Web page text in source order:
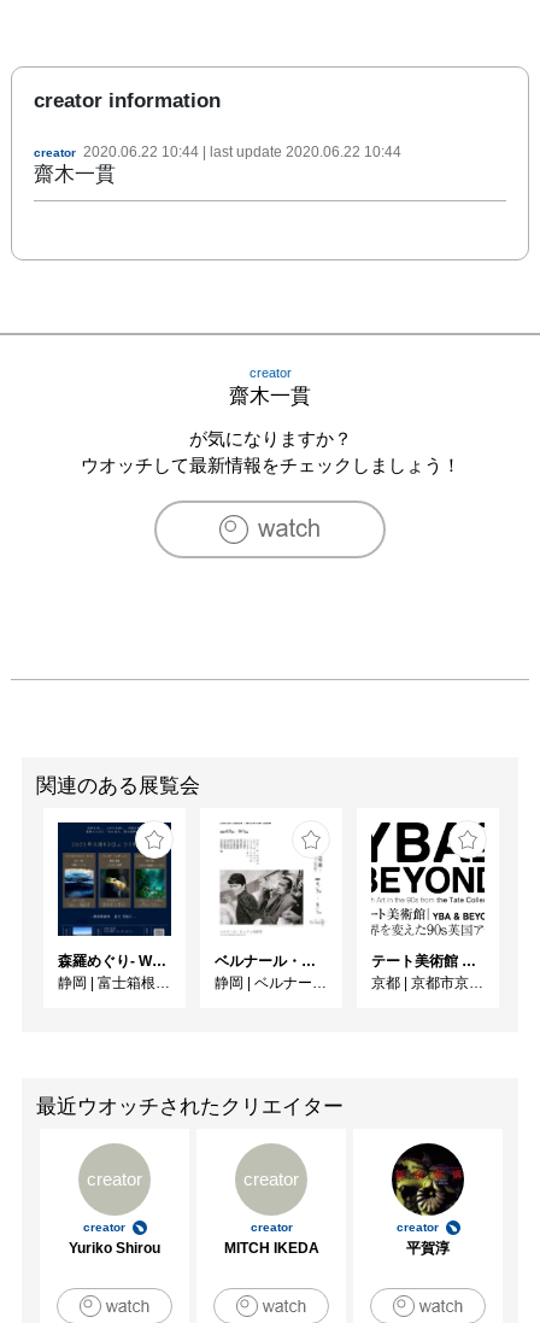
creator information
creator 2020.06.22 10:44 | last update 2020.06.22 10:44
齋木一貫
creator
齋木一貫
が気になりますか？
ウオッチして最新情報をチェックしましょう！
関連のある展覧会
森羅めぐり- Wandering in Shinra -
静岡 | 富士箱根カントリークラブ
ベルナール・ビュフェと写真 ーカメラがとらえたビュフェとその時代、そして21 世紀へ
静岡 | ベルナール・ビュフェ美術館
テート美術館 ― YBA & BEYOND 世界を変えた90s英国アート
京都 | 京都市京セラ美術館
最近ウオッチされたクリエイター
creator
creator
Yuriko Shirou
creator
creator
MITCH IKEDA
creator
平賀淳